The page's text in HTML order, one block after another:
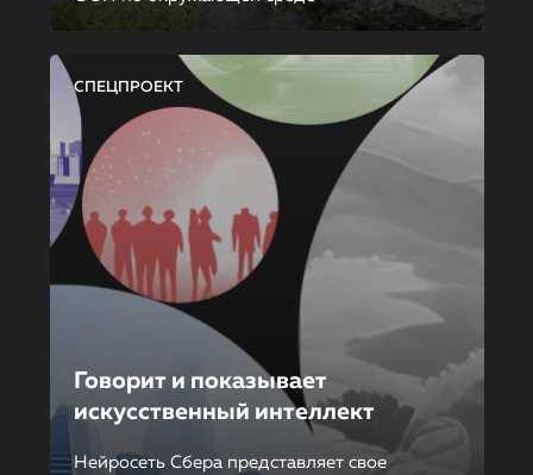
СПЕЦПРОЕКТ
Говорит и показывает
искусственный интеллект
Нейросеть Сбера представляет свое